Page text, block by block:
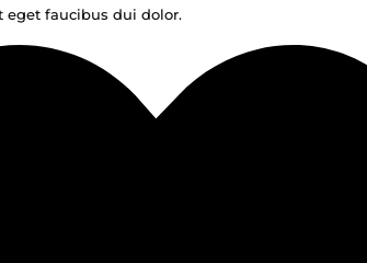
eget faucibus dui dolor.